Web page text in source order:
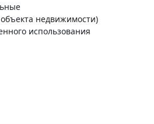
недвижимости)
использования